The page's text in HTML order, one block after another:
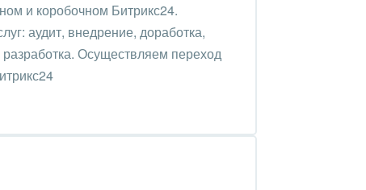
и коробочном Битрикс24.
аудит, внедрение, доработка,
Осуществляем переход